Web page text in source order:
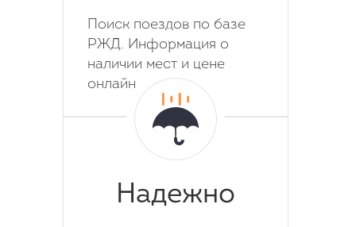
Поиск поездов по базе
РЖД. Информация о
наличии мест и цене
онлайн
Надежно